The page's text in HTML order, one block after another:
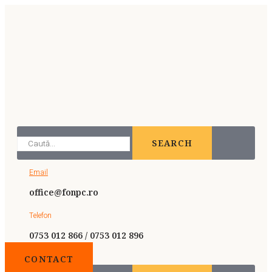
SEARCH
Email
office@fonpc.ro
Telefon
0753 012 866 / 0753 012 896
CONTACT